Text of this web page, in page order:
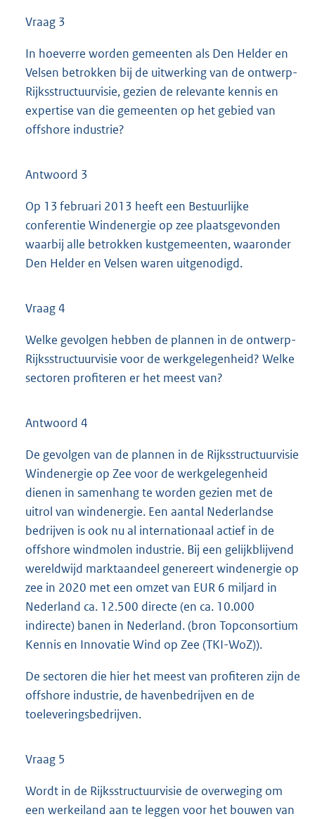
Vraag 3
In hoeverre worden gemeenten als Den Helder en
Velsen betrokken bij de uitwerking van de ontwerp-
Rijksstructuurvisie, gezien de relevante kennis en
expertise van die gemeenten op het gebied van
offshore industrie?
Antwoord 3
Op 13 februari 2013 heeft een Bestuurlijke
conferentie Windenergie op zee plaatsgevonden
waarbij alle betrokken kustgemeenten, waaronder
Den Helder en Velsen waren uitgenodigd.
Vraag 4
Welke gevolgen hebben de plannen in de ontwerp-
Rijksstructuurvisie voor de werkgelegenheid? Welke
sectoren profiteren er het meest van?
Antwoord 4
De gevolgen van de plannen in de Rijksstructuurvisie
Windenergie op Zee voor de werkgelegenheid
dienen in samenhang te worden gezien met de
uitrol van windenergie. Een aantal Nederlandse
bedrijven is ook nu al internationaal actief in de
offshore windmolen industrie. Bij een gelijkblijvend
wereldwijd marktaandeel genereert windenergie op
zee in 2020 met een omzet van EUR 6 miljard in
Nederland ca. 12.500 directe (en ca. 10.000
indirecte) banen in Nederland. (bron Topconsortium
Kennis en Innovatie Wind op Zee (TKI-WoZ)).
De sectoren die hier het meest van profiteren zijn de
offshore industrie, de havenbedrijven en de
toeleveringsbedrijven.
Vraag 5
Wordt in de Rijksstructuurvisie de overweging om
een werkeiland aan te leggen voor het bouwen van